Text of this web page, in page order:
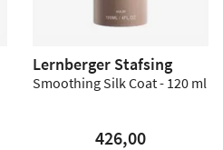
Lernberger Stafsing
Smoothing Silk Coat - 120 ml
426,00